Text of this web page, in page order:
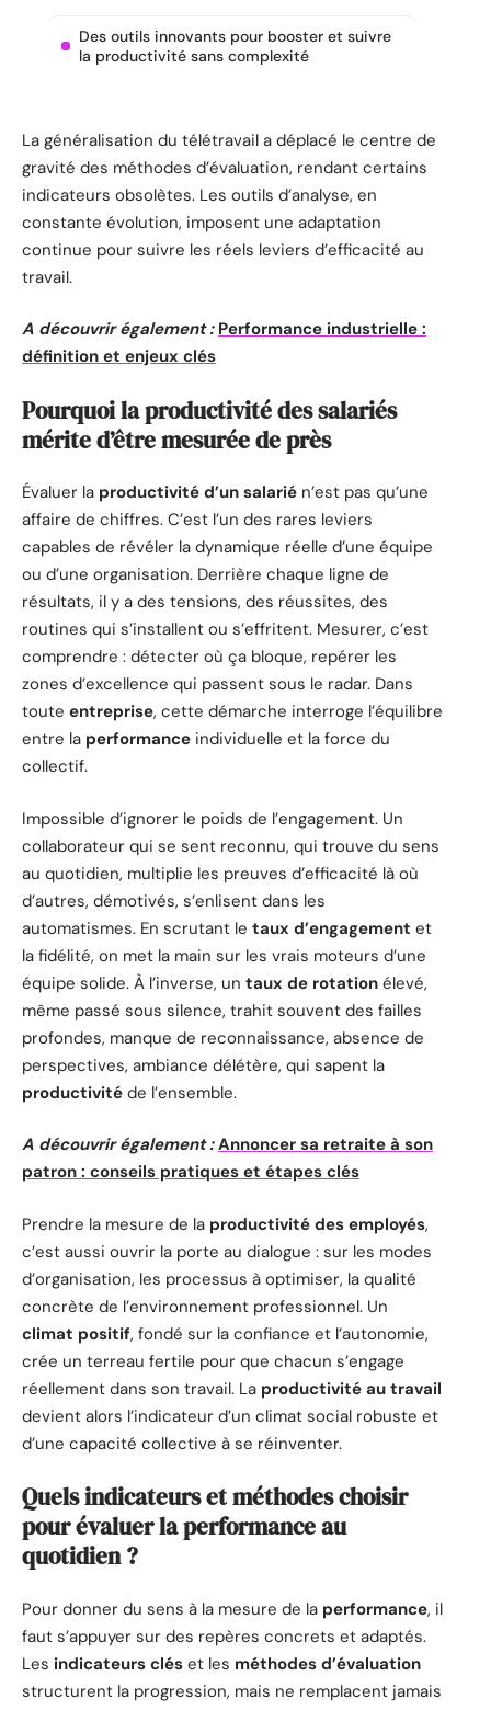
Des outils innovants pour booster et suivre
la productivité sans complexité
La généralisation du télétravail a déplacé le centre de
gravité des méthodes d’évaluation, rendant certains
indicateurs obsolètes. Les outils d’analyse, en
constante évolution, imposent une adaptation
continue pour suivre les réels leviers d’efficacité au
travail.
A découvrir également : Performance industrielle :
définition et enjeux clés
Pourquoi la productivité des salariés
mérite d’être mesurée de près
Évaluer la productivité d’un salarié n’est pas qu’une
affaire de chiffres. C’est l’un des rares leviers
capables de révéler la dynamique réelle d’une équipe
ou d’une organisation. Derrière chaque ligne de
résultats, il y a des tensions, des réussites, des
routines qui s’installent ou s’effritent. Mesurer, c’est
comprendre : détecter où ça bloque, repérer les
zones d’excellence qui passent sous le radar. Dans
toute entreprise, cette démarche interroge l’équilibre
entre la performance individuelle et la force du
collectif.
Impossible d’ignorer le poids de l’engagement. Un
collaborateur qui se sent reconnu, qui trouve du sens
au quotidien, multiplie les preuves d’efficacité là où
d’autres, démotivés, s’enlisent dans les
automatismes. En scrutant le taux d’engagement et
la fidélité, on met la main sur les vrais moteurs d’une
équipe solide. À l’inverse, un taux de rotation élevé,
même passé sous silence, trahit souvent des failles
profondes, manque de reconnaissance, absence de
perspectives, ambiance délétère, qui sapent la
productivité de l’ensemble.
A découvrir également : Annoncer sa retraite à son
patron : conseils pratiques et étapes clés
Prendre la mesure de la productivité des employés,
c’est aussi ouvrir la porte au dialogue : sur les modes
d’organisation, les processus à optimiser, la qualité
concrète de l’environnement professionnel. Un
climat positif, fondé sur la confiance et l’autonomie,
crée un terreau fertile pour que chacun s’engage
réellement dans son travail. La productivité au travail
devient alors l’indicateur d’un climat social robuste et
d’une capacité collective à se réinventer.
Quels indicateurs et méthodes choisir
pour évaluer la performance au
quotidien ?
Pour donner du sens à la mesure de la performance, il
faut s’appuyer sur des repères concrets et adaptés.
Les indicateurs clés et les méthodes d’évaluation
structurent la progression, mais ne remplacent jamais